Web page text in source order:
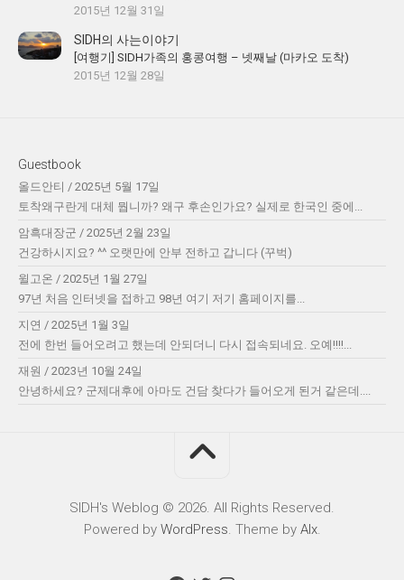
2015년 12월 31일
SIDH의 사는이야기
[여행기] SIDH가족의 홍콩여행 – 넷째날 (마카오 도착)
2015년 12월 28일
Guestbook
올드안티 / 2025년 5월 17일
토착왜구란게 대체 뭡니까? 왜구 후손인가요? 실제로 한국인 중에...
암흑대장군 / 2025년 2월 23일
건강하시지요? ^^ 오랫만에 안부 전하고 갑니다 (꾸벅)
윌고온 / 2025년 1월 27일
97년 처음 인터넷을 접하고 98년 여기 저기 홈페이지를...
지연 / 2025년 1월 3일
전에 한번 들어오려고 했는데 안되더니 다시 접속되네요. 오예!!!!...
재원 / 2023년 10월 24일
안녕하세요? 군제대후에 아마도 건담 찾다가 들어오게 된거 같은데....
SIDH′s Weblog © 2026. All Rights Reserved.
Powered by WordPress. Theme by Alx.